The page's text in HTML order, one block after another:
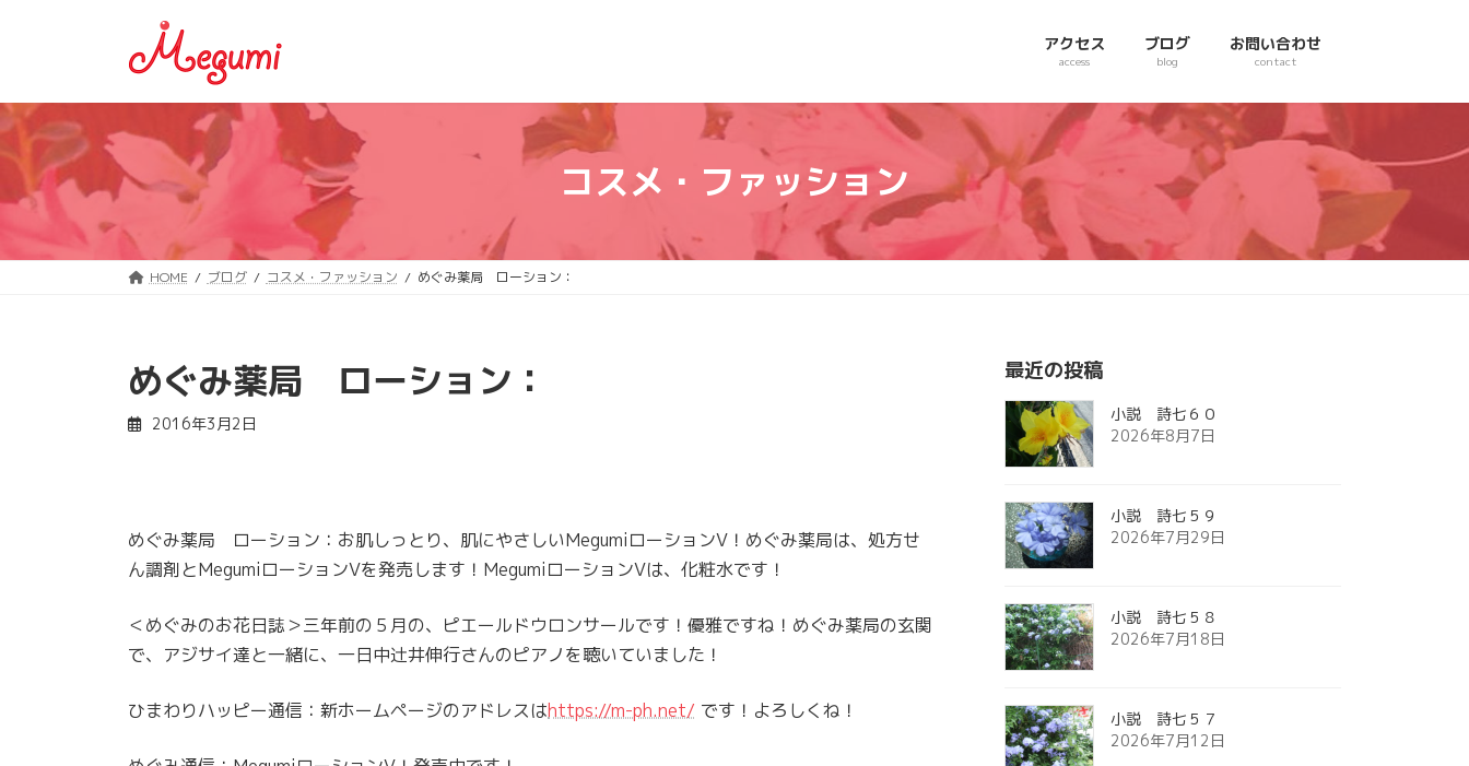
ツ
へ
ス
ッ
シ
ョ
ン
移
アクセス
access
ブログ
blog
お問い合わせ
contact
コスメ・ファッション
HOME ブログ コスメ・ファッション めぐみ薬局 ローション：
めぐみ薬局 ローション：
2016年3月2日
めぐみ薬局 ローション：お肌しっとり、肌にやさしいMegumiローションV！めぐみ薬局は、処方せ
ん調剤とMegumiローションVを発売します！MegumiローションVは、化粧水です！
＜めぐみのお花日誌＞三年前の５月の、ピエールドウロンサールです！優雅ですね！めぐみ薬局の玄関
で、アジサイ達と一緒に、一日中辻井伸行さんのピアノを聴いていました！
ひまわりハッピー通信：新ホームページのアドレスはhttps://m-ph.net/ です！よろしくね！
最近の投稿
小説 詩七６０
2026年8月7日
小説 詩七５９
2026年7月29日
小説 詩七５８
2026年7月18日
小説 詩七５７
2026年7月12日